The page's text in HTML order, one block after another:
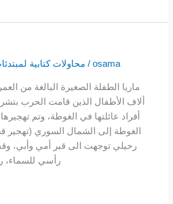
محاولات كتابية /osama
ماريا الطفلة الصغيرة البالغة من
ألاف الأطفال الذين قامت الحرب
أفراد عائلتها في الغوطة، وتم
الغوطة إلى الشمال السوري (تهجير
رحيلي توجهت الى قبر أمي وأبي،
رأسي للسماء،